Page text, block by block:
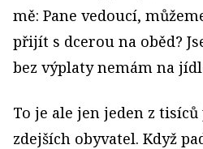
mě: Pane vedoucí,
přijít s dcerou na oběd?
bez výplaty nemám na
To je ale jen jeden z
zdejších obyvatel. Když